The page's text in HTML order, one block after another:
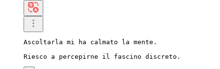
Ascoltarla mi ha calmato la mente.
Riesco a percepirne il fascino discreto.